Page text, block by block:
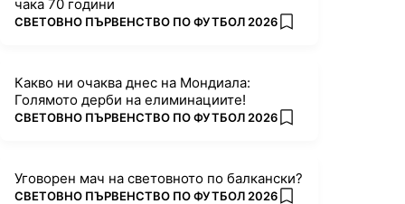
чака 70 години
ПОВЕЧЕ ОТ
СВЕТОВНО ПЪРВЕНСТВО ПО ФУТБОЛ 2026 add favorites
Какво ни очаква днес на Мондиала:
Голямото дерби на елиминациите!
ПОВЕЧЕ ОТ
СВЕТОВНО ПЪРВЕНСТВО ПО ФУТБОЛ 2026 add favorites
Уговорен мач на световното по балкански?
ПОВЕЧЕ ОТ
СВЕТОВНО ПЪРВЕНСТВО ПО ФУТБОЛ 2026